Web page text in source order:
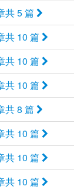
共 5 篇
共 10 篇
共 10 篇
共 10 篇
共 8 篇
共 10 篇
共 10 篇
共 10 篇